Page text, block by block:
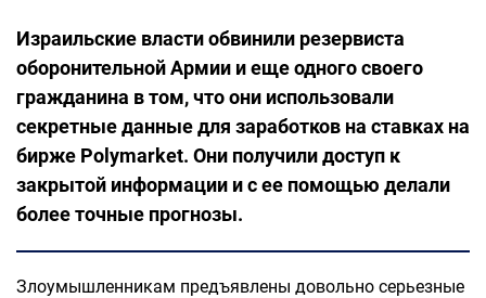
Израильские власти обвинили резервиста
оборонительной Армии и еще одного своего
гражданина в том, что они использовали
секретные данные для заработков на ставках на
бирже Polymarket. Они получили доступ к
закрытой информации и с ее помощью делали
более точные прогнозы.
Злоумышленникам предъявлены довольно серьезные